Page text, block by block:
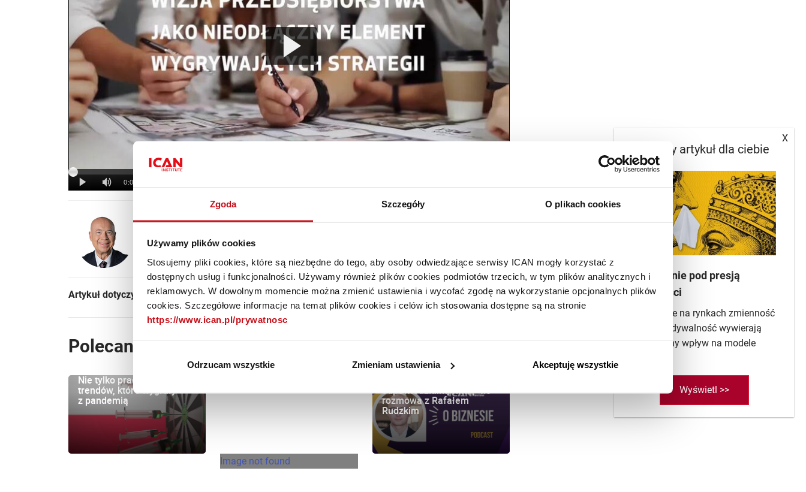
Zgoda Szczegóły O plikach cookies
Używamy plików cookies
Stosujemy pliki cookies, które są niezbędne do tego, aby osoby odwiedzające serwisy ICAN mogły korzystać z
dostępnych usług i funkcjonalności. Używamy również plików cookies podmiotów trzecich, w tym plików analitycznych i
reklamowych. W dowolnym momencie można zmienić ustawienia i wycofać zgodę na wykorzystanie opcjonalnych plików
cookies. Szczegółowe informacje na temat plików cookies i celów ich stosowania dostępne są na stronie
https://www.ican.pl/prywatnosc
Odrzucam wszystkie Zmieniam ustawienia Akceptuję wszystkie
X
Następny artykuł dla ciebie
Zarządzanie pod presją
zmienności
Dominujące na rynkach zmienność
i nieprzewidywalność wywierają
destrukcyjny wpływ na modele
Wyświetl >>
Witold B. Jankowski
Prezes ICAN Institute. Redaktor naczelny "ICAN Management Review" i "MIT Sloan Management
Review Polska". Jeden z najbardziej doświadczonych konsultantów strategicznych w Europie.
Artykuł dotyczył kategorii: Strategia
Polecane artykuły
Nie tylko praca zdalna: 10
trendów, które wygrały
z pandemią
Image not found
i ponadgabarytowe odpowiedzialną firmę 4.0 -
rozmowa z Rafałem
Rudzkim